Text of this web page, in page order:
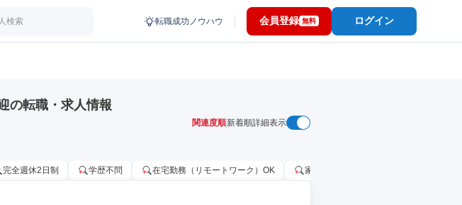
検索 転職成功ノウハウ 会員登録 無料 ログイン
の転職・求人情報
関連度順新着順詳細表示
完全週休2日制 学歴不問 在宅勤務（リモートワーク）OK 家賃補助・住宅手当あり